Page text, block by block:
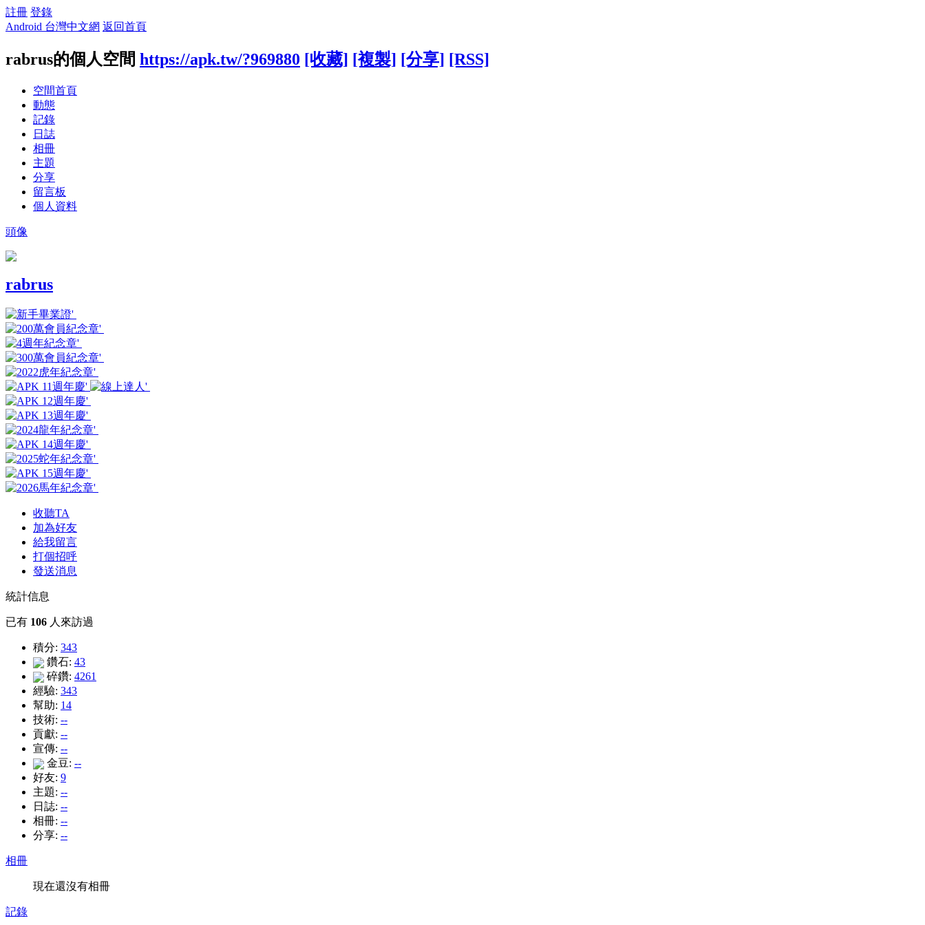
註冊 登錄
Android 台灣中文網 返回首頁
rabrus的個人空間 https://apk.tw/?969880 [收藏] [複製] [分享] [RSS]
空間首頁
動態
記錄
日誌
相冊
主題
分享
留言板
個人資料
頭像
rabrus
收聽TA
加為好友
給我留言
打個招呼
發送消息
統計信息
已有 106 人來訪過
積分: 343
鑽石: 43
碎鑽: 4261
經驗: 343
幫助: 14
技術: --
貢獻: --
宣傳: --
金豆: --
好友: 9
主題: --
日誌: --
相冊: --
分享: --
相冊
現在還沒有相冊
記錄